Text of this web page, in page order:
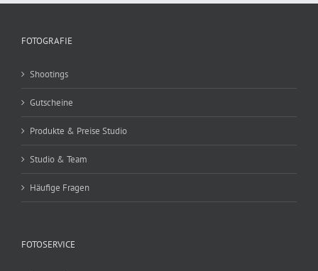
FOTOGRAFIE
Shootings
Gutscheine
Produkte & Preise Studio
Studio & Team
Häufige Fragen
FOTOSERVICE